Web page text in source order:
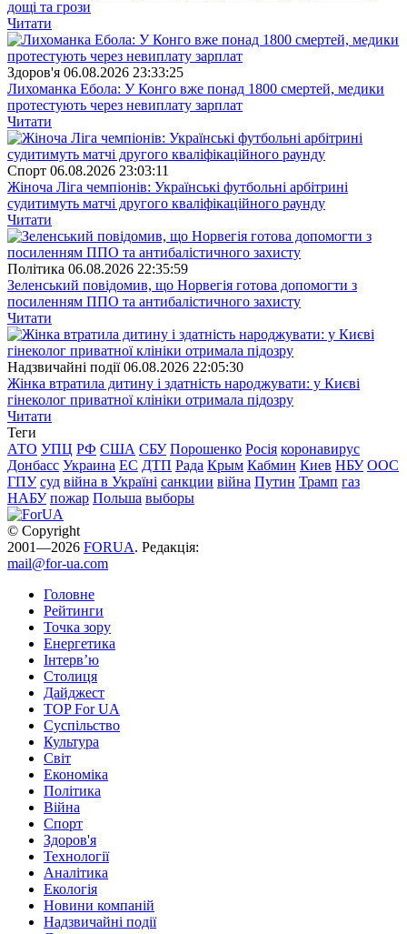
дощі та грози
Читати
Здоров'я 06.08.2026 23:33:25
Лихоманка Ебола: У Конго вже понад 1800 смертей, медики
протестують через невиплату зарплат
Читати
Спорт 06.08.2026 23:03:11
Жіноча Ліга чемпіонів: Українські футбольні арбітрині
судитимуть матчі другого кваліфікаційного раунду
Читати
Полiтика 06.08.2026 22:35:59
Зеленський повідомив, що Норвегія готова допомогти з
посиленням ППО та антибалістичного захисту
Читати
Надзвичайні події 06.08.2026 22:05:30
Жінка втратила дитину і здатність народжувати: у Києві
гінеколог приватної клініки отримала підозру
Читати
Теги
АТО УПЦ РФ США СБУ Порошенко Росія коронавирус
Донбасс Украина ЕС ДТП Рада Крым Кабмин Киев НБУ ООС
ГПУ суд війна в Україні санкции війна Путин Трамп газ
НАБУ пожар Польша выборы
© Copyright
2001—2026 FORUA. Редакція:
mail@for-ua.com
Головне
Рейтинги
Точка зору
Енергетика
Інтерв’ю
Столиця
Дайджест
TOP For UA
Суспiльство
Культура
Світ
Економіка
Політика
Війна
Спорт
Здоров'я
Технології
Аналітика
Екологія
Новини компаній
Надзвичайні події